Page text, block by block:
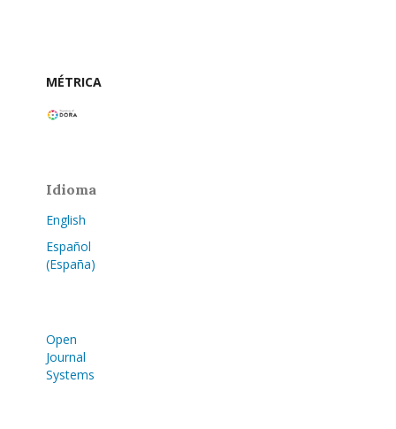
MÉTRICA
Idioma
English
Español
(España)
Open
Journal
Systems